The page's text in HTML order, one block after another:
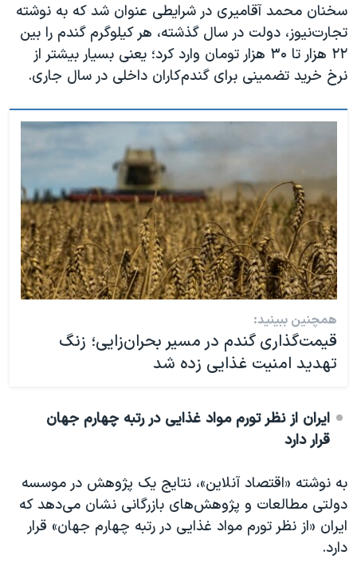
سخنان محمد آقامیری در شرایطی عنوان شد که به نوشته
تجارت‌نیوز، دولت در سال گذشته، هر کیلوگرم گندم را بین
۲۲ هزار تا ۳۰ هزار تومان وارد کرد؛ یعنی بسیار بیشتر از
نرخ خرید تضمینی برای گندم‌کاران داخلی در سال جاری.
همچنین ببینید:
قیمت‌گذاری گندم در مسیر بحران‌زایی؛ زنگ
تهدید امنیت غذایی زده شد
ایران از نظر تورم مواد غذایی در رتبه چهارم جهان
قرار دارد
به نوشته «اقتصاد آنلاین»، نتایج یک پژوهش در موسسه
دولتی مطالعات و پژوهش‌های بازرگانی نشان می‌دهد که
ایران «از نظر تورم مواد غذایی در رتبه چهارم جهان» قرار
دارد.